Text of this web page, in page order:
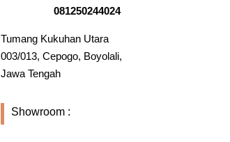
081250244024
Tumang Kukuhan Utara
003/013, Cepogo, Boyolali,
Jawa Tengah
Showroom :